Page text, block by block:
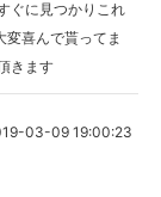
ぐに見つかりこれ
喜んで貰ってま
きます
03-09 19:00:23